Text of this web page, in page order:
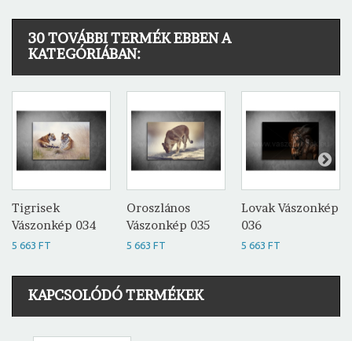
30 TOVÁBBI TERMÉK EBBEN A
KATEGÓRIÁBAN:
Tigrisek
Vászonkép 034
5 663 FT
Oroszlános
Vászonkép 035
5 663 FT
Lovak Vászonkép
036
5 663 FT
KAPCSOLÓDÓ TERMÉKEK